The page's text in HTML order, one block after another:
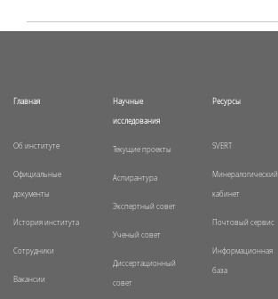
Главная
Об институте
Официальные
документы
История института
Сотрудники
Вакансии
Научные
исследования
Текущие проекты
Аспирантура
Экспертный совет
Ученый совет
Диссертационный
совет
Ресурсы
SVERT
Минералогический
кабинет
Почтовый сервис
Информационная
база